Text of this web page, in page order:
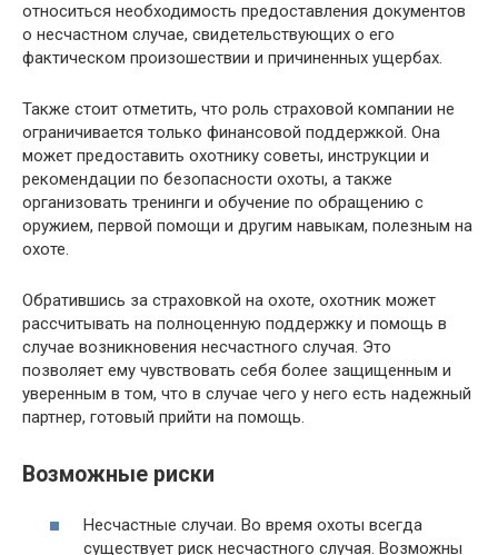
относиться необходимость предоставления документов
о несчастном случае, свидетельствующих о его
фактическом произошествии и причиненных ущербах.
Также стоит отметить, что роль страховой компании не
ограничивается только финансовой поддержкой. Она
может предоставить охотнику советы, инструкции и
рекомендации по безопасности охоты, а также
организовать тренинги и обучение по обращению с
оружием, первой помощи и другим навыкам, полезным на
охоте.
Обратившись за страховкой на охоте, охотник может
рассчитывать на полноценную поддержку и помощь в
случае возникновения несчастного случая. Это
позволяет ему чувствовать себя более защищенным и
уверенным в том, что в случае чего у него есть надежный
партнер, готовый прийти на помощь.
Возможные риски
Несчастные случаи. Во время охоты всегда
существует риск несчастного случая. Возможны